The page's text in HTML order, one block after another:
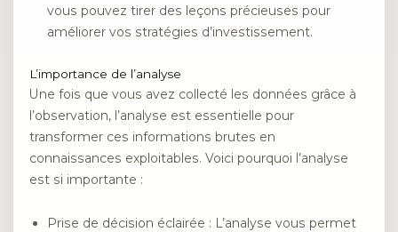
vous pouvez tirer des leçons précieuses pour
améliorer vos stratégies d’investissement.
L’importance de l’analyse
Une fois que vous avez collecté les données grâce à
l’observation, l’analyse est essentielle pour
transformer ces informations brutes en
connaissances exploitables. Voici pourquoi l’analyse
est si importante :
Prise de décision éclairée : L’analyse vous permet